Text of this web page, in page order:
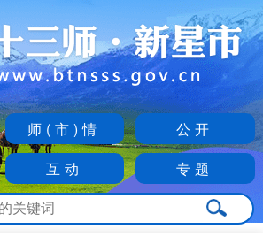
师(市)情
公开
互动 专题